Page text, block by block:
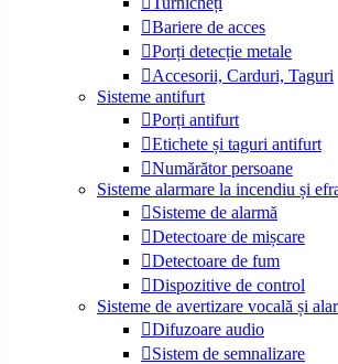
Bariere de acces
Porți detecție metale
Accesorii, Carduri, Taguri
Sisteme antifurt
Porți antifurt
Etichete și taguri antifurt
Numărător persoane
Sisteme alarmare la incendiu și
Sisteme de alarmă
Detectoare de mișcare
Detectoare de fum
Dispozitive de control
Sisteme de avertizare vocală și
Difuzoare audio
Sistem de semnalizare